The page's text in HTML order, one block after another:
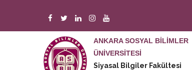
atla
ANKARA SOSYAL BİLİMLER
ÜNİVERSİTESİ
Siyasal Bilgiler Fakültesi